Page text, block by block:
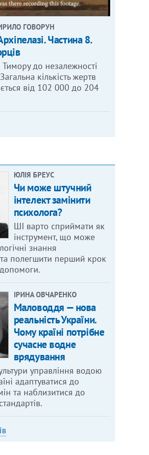
ГОВОРУН
Частина 8.
до незалежності
кількість жертв
від 102 000 до 204
ЮЛІЯ БРЕУС
Чи може штучний
інтелект замінити
психолога?
ШІ варто сприймати як
інструмент, що може
знання
полегшити перший крок
ІРИНА ОВЧАРЕНКО
Маловоддя — нова
реальність України.
Чому країні потрібне
сучасне водне
врядування
управління водою
адаптуватися до
та наблизитися до